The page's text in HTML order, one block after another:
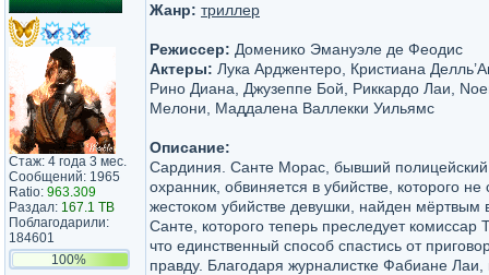
Стаж: 4 года 3 мес.
Сообщений: 1965
Ratio: 963.309
Раздал: 167.1 TB
Поблагодарили:
184601
100%
Жанр: триллер
Режиссер: Доменико Эмануэле де Феодис
Актеры: Лука Арджентеро, Кристиана
Рино Диана, Джузеппе Бой, Риккардо Лаи,
Мелони, Маддалена Валлекки Уильямс
Описание:
Сардиния. Санте Морас, бывший
охранник, обвиняется в убийстве, которого
жестоком убийстве девушки, найден мёртвым
Санте, которого теперь преследует комиссар
что единственный способ спастись от
правду. Благодаря журналистке Фабиане Лаи,